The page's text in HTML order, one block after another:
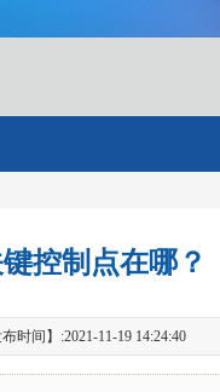
控制点在哪？
时间】:2021-11-19 14:24:40